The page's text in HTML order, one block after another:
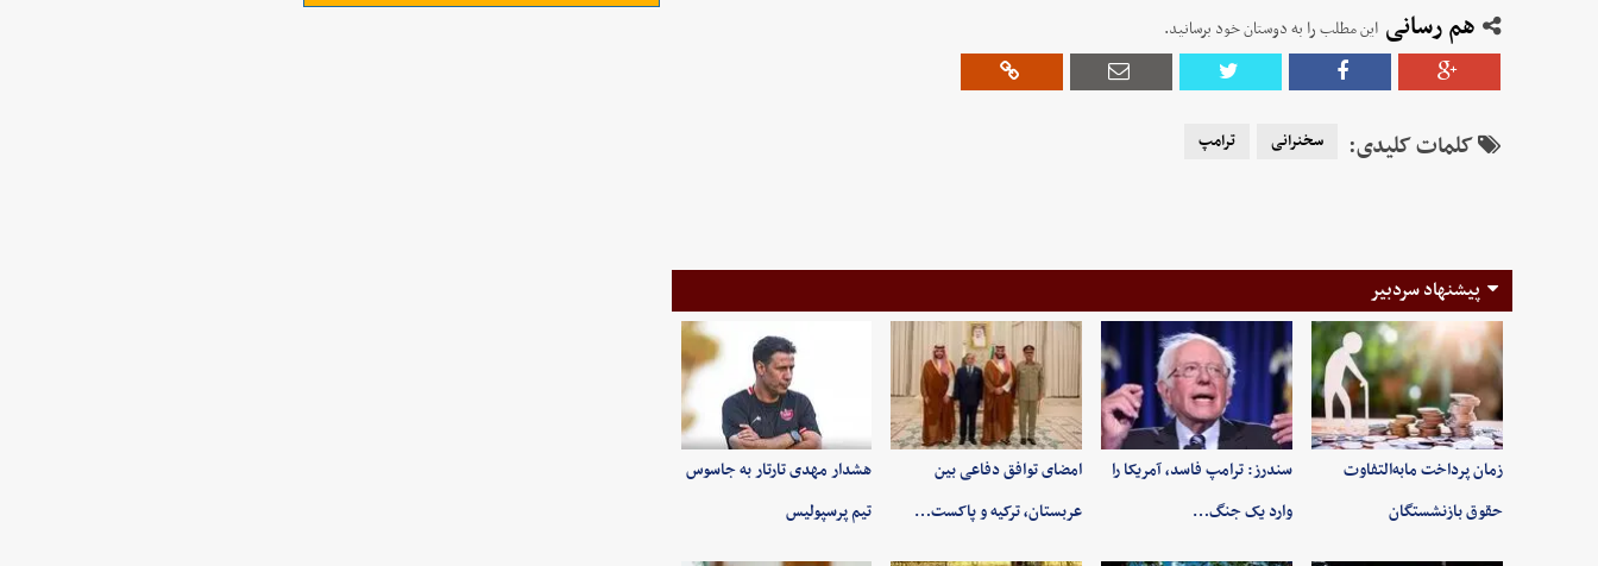
هم رسانی این مطلب را به دوستان خود برسانید.
کلمات کلیدی: سخنرانی ترامپ
پیشنهاد سردبیر
زمان پرداخت مابه‌التفاوت
حقوق بازنشستگان
سندرز: ترامپ فاسد، آمریکا را
وارد یک جنگ…
امضای توافق دفاعی بین
عربستان، ترکیه و پاکست…
هشدار مهدی تارتار به جاسوس
تیم پرسپولیس